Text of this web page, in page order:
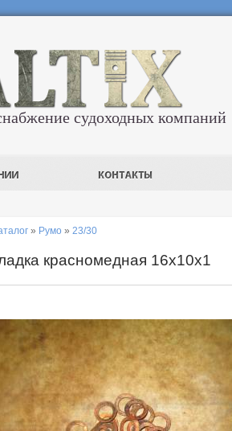
судоходных компаний
» Румо » 23/30
красномедная 16х10х1